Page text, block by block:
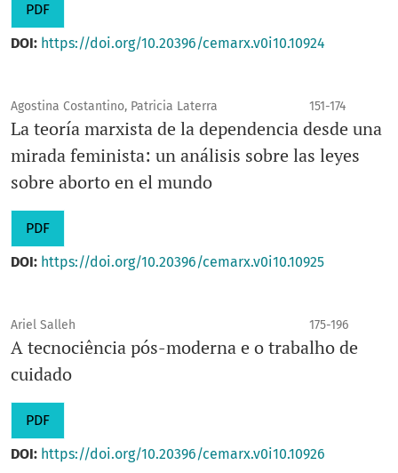
PDF
DOI: https://doi.org/10.20396/cemarx.v0i10.10924
Agostina Costantino, Patricia Laterra 151-174
La teoría marxista de la dependencia desde una
mirada feminista: un análisis sobre las leyes
sobre aborto en el mundo
PDF
DOI: https://doi.org/10.20396/cemarx.v0i10.10925
Ariel Salleh 175-196
A tecnociência pós-moderna e o trabalho de
cuidado
PDF
DOI: https://doi.org/10.20396/cemarx.v0i10.10926